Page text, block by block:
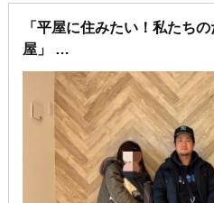
「平屋に住みたい！私たち
屋」
建売の購入を、検討してい
はとてもハードルが高いも
建売では、平屋の物件はと
だと思っていました。
そんな中、提案された企画
て自分たちで平屋を作るこ